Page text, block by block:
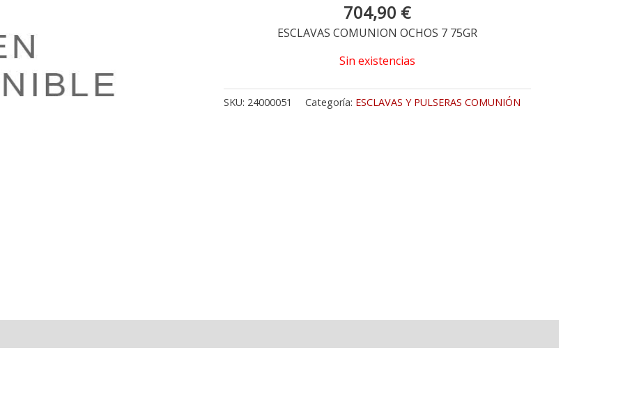
704,90 €
ESCLAVAS COMUNION OCHOS 7 75GR
Sin existencias
SKU: 24000051 Categoría: ESCLAVAS Y PULSERAS COMUNIÓN